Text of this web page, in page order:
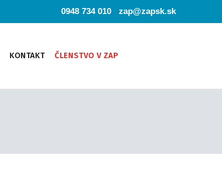
0948 734 010 zap@zapsk.sk
KONTAKT ČLENSTVO V ZAP